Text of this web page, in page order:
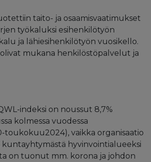
taito- ja osaamisvaatimukset
työkaluksi esihenkilötyön
ja lähiesihenkilötyön vuosikello.
olivat mukana henkilöstöpalvelut ja
indeksi on noussut 8,7%
kolmessa vuodessa
vaikka organisaatio
hyvinvointialueeksi
on tuonut mm. korona ja johdon